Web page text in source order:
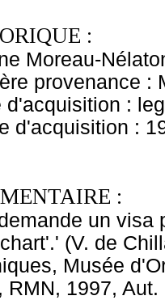
:
Moreau-
provenance :
d'acquisition :
d'acquisition :
:
un visa
(V. de
Musée
RMN, 1997,